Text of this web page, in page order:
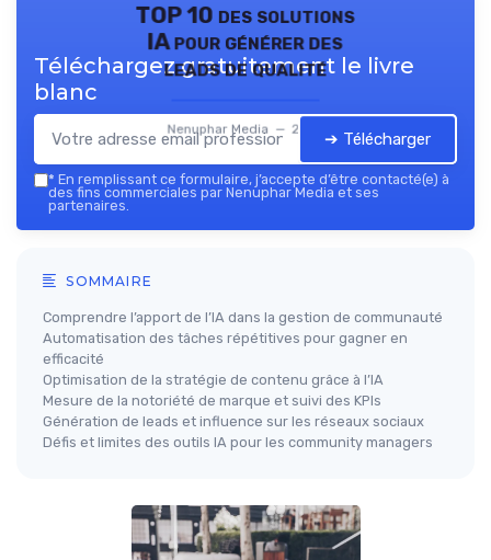
TOP 10 des solutions
IA pour générer des
leads de qualité
Nenuphar Media — 2026
Téléchargez gratuitement le livre
blanc
➔ Télécharger
* En remplissant ce formulaire, j’accepte d’être contacté(e) à
des fins commerciales par Nenuphar Media et ses
partenaires.
SOMMAIRE
Comprendre l’apport de l’IA dans la gestion de communauté
Automatisation des tâches répétitives pour gagner en
efficacité
Optimisation de la stratégie de contenu grâce à l’IA
Mesure de la notoriété de marque et suivi des KPIs
Génération de leads et influence sur les réseaux sociaux
Défis et limites des outils IA pour les community managers